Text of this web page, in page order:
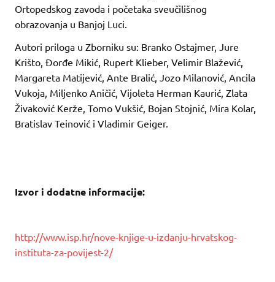
Ortopedskog zavoda i početaka sveučilišnog
obrazovanja u Banjoj Luci.
Autori priloga u Zborniku su: Branko Ostajmer, Jure
Krišto, Đorđe Mikić, Rupert Klieber, Velimir Blažević,
Margareta Matijević, Ante Bralić, Jozo Milanović, Ancila
Vukoja, Miljenko Aničić, Vijoleta Herman Kaurić, Zlata
Živaković Kerže, Tomo Vukšić, Bojan Stojnić, Mira Kolar,
Bratislav Teinović i Vladimir Geiger.
Izvor i dodatne informacije:
http://www.isp.hr/nove-knjige-u-izdanju-hrvatskog-
instituta-za-povijest-2/